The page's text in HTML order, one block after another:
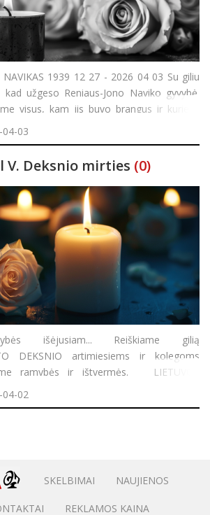
NAVIKAS 1939 12 27 - 2026 04 03 Su giliu
užgeso Reniaus-Jono Naviko gyvybė.
visus, kam jis buvo brangus ir kurie jį
su R. N. Naviku galima balandžio 5 d.
Rokiškio lai
04-03
V. Deksnio mirties (0)
išėjusiam... Reiškiame gilią
DEKSNIO artimiesiems ir kolegoms
ramybės ir ištvermės. LIETUVOS
ASOCIACIJOS ROKIŠKIO FILIALO NARIAI
04-02
SKELBIMAI NAUJIENOS
REKLAMOS KAINA